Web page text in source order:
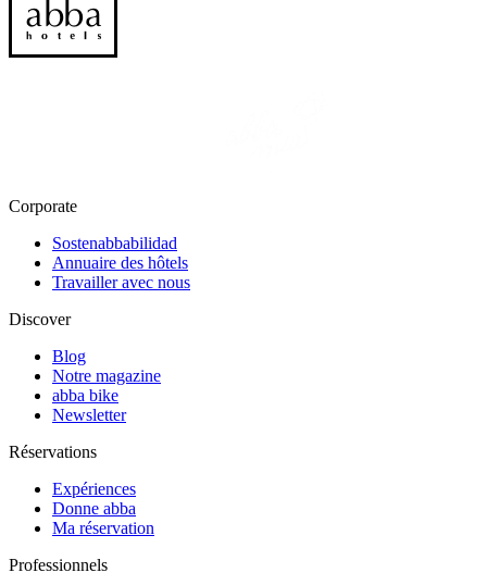
Corporate
Sostenabbabilidad
Annuaire des hôtels
Travailler avec nous
Discover
Blog
Notre magazine
abba bike
Newsletter
Réservations
Expériences
Donne abba
Ma réservation
Professionnels